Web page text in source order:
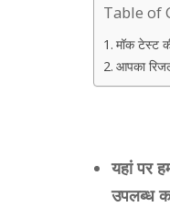
Table of
मॉक टेस्ट
आपका
यहां पर
उपलब्ध